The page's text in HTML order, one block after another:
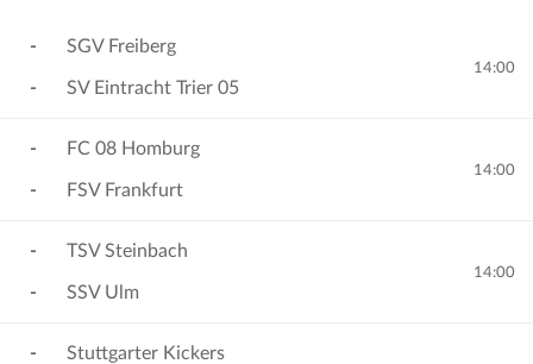
-
-
SGV Freiberg
SV Eintracht Trier 05
14:00
-
-
FC 08 Homburg
FSV Frankfurt
14:00
-
-
TSV Steinbach
SSV Ulm
14:00
- Stuttgarter Kickers